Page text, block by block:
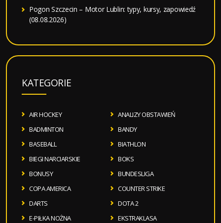
Pogon Szczecin – Motor Lublin: typy, kursy, zapowiedź
(08.08.2026)
KATEGORIE
AIR HOCKEY
ANALIZY OBSTAWIEŃ
BADMINTON
BANDY
BASEBALL
BIATHLON
BIEGI NARCIARSKIE
BOKS
BONUSY
BUNDESLIGA
COPA AMERICA
COUNTER STRIKE
DARTS
DOTA 2
E-PIŁKA NOŻNA
EKSTRAKLASA